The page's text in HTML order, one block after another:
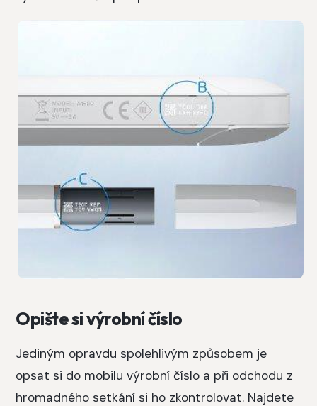
Opište si výrobní číslo
Jediným opravdu spolehlivým způsobem je
opsat si do mobilu výrobní číslo a při odchodu z
hromadného setkání si ho zkontrolovat. Najdete